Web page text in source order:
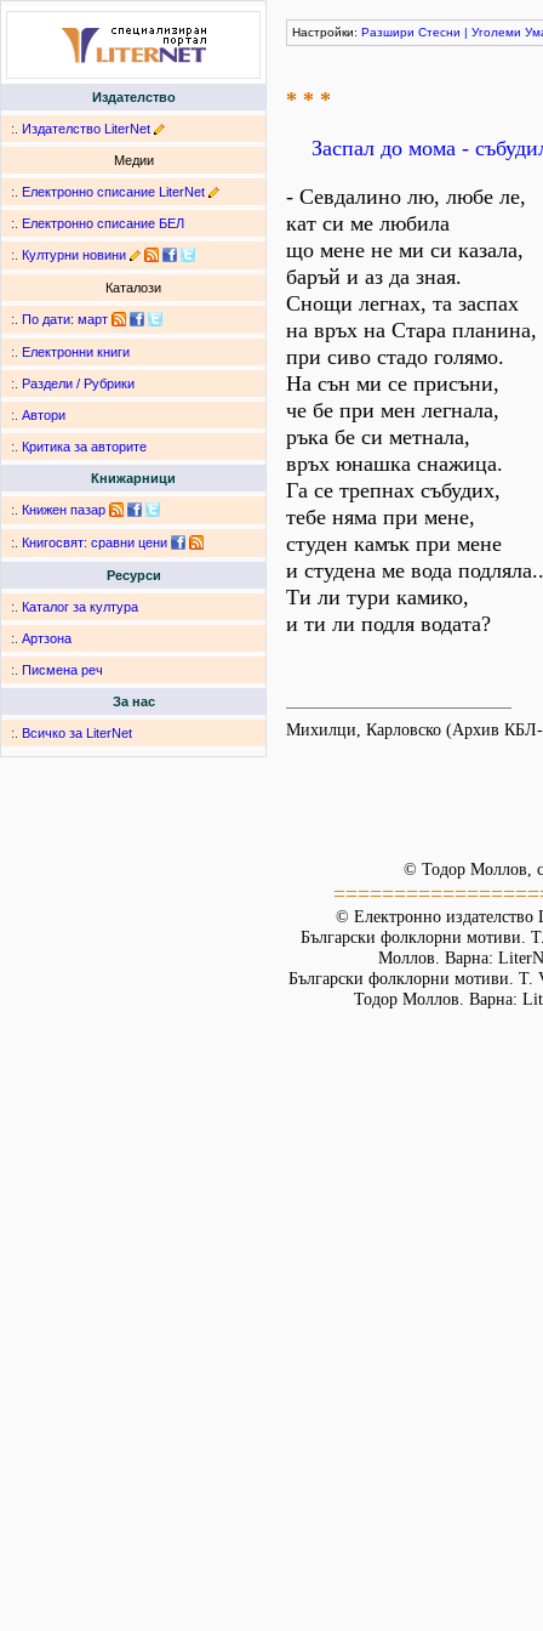
Издателство
:. Издателство LiterNet
Медии
:. Електронно списание LiterNet
:. Електронно списание БЕЛ
:. Културни новини
Каталози
:. По дати: март
:. Електронни книги
:. Раздели / Рубрики
:. Автори
:. Критика за авторите
Книжарници
:. Книжен пазар
:. Книгосвят: сравни цени
Ресурси
:. Каталог за култура
:. Артзона
:. Писмена реч
За нас
:. Всичко за LiterNet
Настройки: Разшири Стесни | Уголеми
* * *
Заспал до мома -
- Севдалино лю, любе ле,
кат си ме любила
що мене не ми си казала,
баръй и аз да зная.
Снощи легнах, та заспах
на връх на Стара планина,
при сиво стадо голямо.
На сън ми се присъни,
че бе при мен легнала,
ръка бе си метнала,
връх юнашка снажица.
Га се трепнах събудих,
тебе няма при мене,
студен камък при мене
и студена ме вода
Ти ли тури камико,
и ти ли подля водата?
Михилци, Карловско (Архив
© Тодор Моллов,
© Електронно издателство
Български фолклорни мотиви.
Моллов. Варна:
Български фолклорни мотиви. Т.
Тодор Моллов. Варна: